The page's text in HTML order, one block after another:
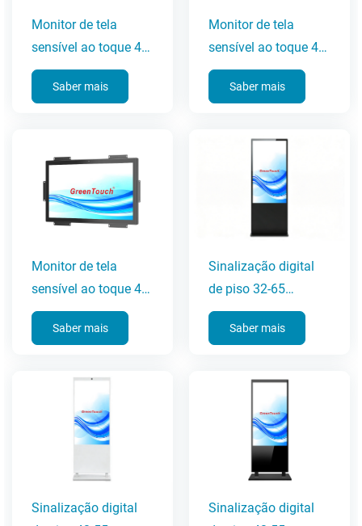
Monitor de tela
sensível ao toque 4K
UHD de 43
polegadas
Saber mais
Monitor de tela
sensível ao toque 4K
UHD de 32
polegadas
Saber mais
Monitor de tela
sensível ao toque 4K
UHD de 27
polegadas
Saber mais
Sinalização digital
de piso 32-65
polegadas (série 6C)
Saber mais
Sinalização digital
Sinalização digital